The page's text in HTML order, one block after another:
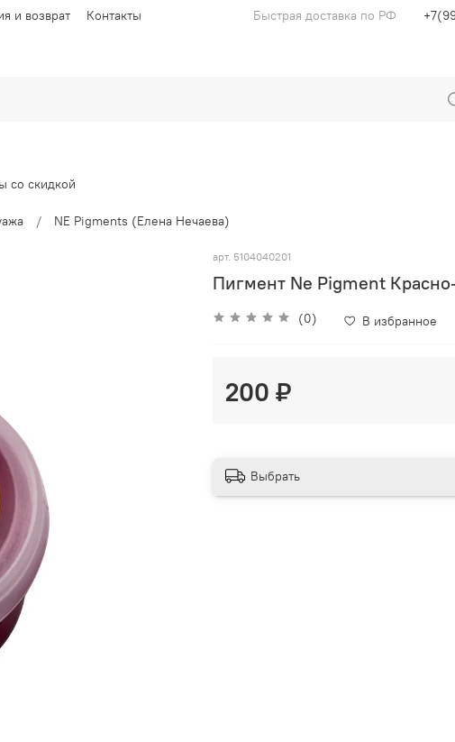
и возврат Контакты Быстрая доставка по РФ
со скидкой
NE Pigments (Елена Нечаева)
арт. 5104040201
Пигмент Ne Pigment
(0) В избранное
200 ₽
Выбрать